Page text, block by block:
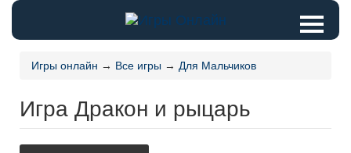
Игры онлайн → Все игры → Для Мальчиков
Игра Дракон и рыцарь